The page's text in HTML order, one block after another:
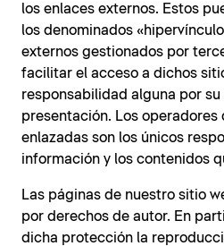
los enlaces externos. Estos
los denominados
externos gestionados por
facilitar el acceso a dichos
responsabilidad alguna por
presentación. Los operadores
enlazadas son los únicos
información y los contenidos
Las páginas de nuestro sitio
por derechos de autor. En
dicha protección la